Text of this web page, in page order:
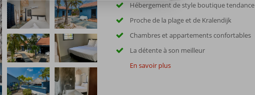
Hébergement de style boutique tendance
Proche de la plage et de Kralendijk
Chambres et appartements confortables
La détente à son meilleur
En savoir plus